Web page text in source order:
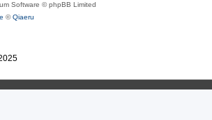
Software © phpBB Limited
©Qiaeru